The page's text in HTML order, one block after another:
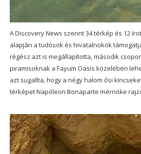
A Discovery News szerint 34 térkép és 12
alapján a tudósok és hivatalnokok
régész azt is megállapította, második
piramisoknak a Fayum Oasis közelében
azt sugallta, hogy a négy halom ősi
térképet Napóleon Bonaparte mérnöke